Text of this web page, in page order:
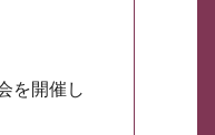
を開催し